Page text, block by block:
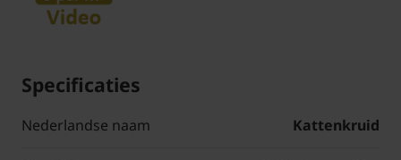
Specificaties
Nederlandse naam Kattenkruid